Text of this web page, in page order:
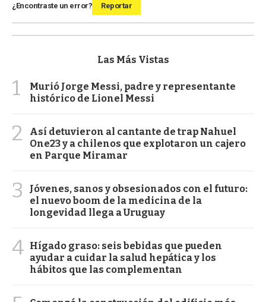
¿Encontraste un error? Reportar
Las Más Vistas
1
Murió Jorge Messi, padre y representante
histórico de Lionel Messi
2
Así detuvieron al cantante de trap Nahuel
One23 y a chilenos que explotaron un cajero
en Parque Miramar
3
Jóvenes, sanos y obsesionados con el futuro:
el nuevo boom de la medicina de la
longevidad llega a Uruguay
4 Hígado graso: seis bebidas que pueden
ayudar a cuidar la salud hepática y los
hábitos que las complementan